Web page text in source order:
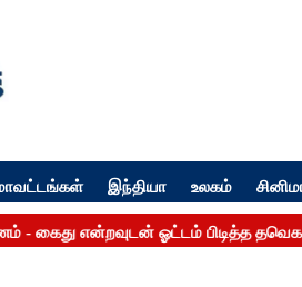
இந்தியா உலகம்